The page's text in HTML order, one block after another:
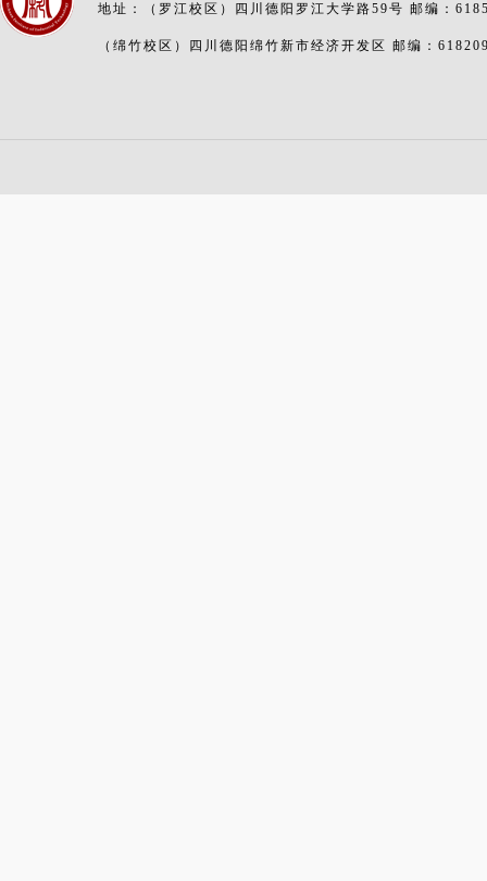
地址：（罗江校区）四川德阳罗江大学路59号 邮编：
（绵竹校区）四川德阳绵竹新市经济开发区 邮编：